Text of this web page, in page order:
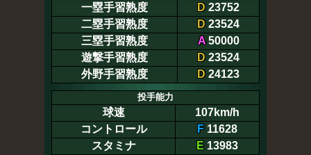
一塁手習熟度
D 23752
二塁手習熟度
D 23524
三塁手習熟度
A50000
遊撃手習熟度
D 23524
外野手習熟度
D 24123
投手能力
球速
107km/h
コントロール
F 11628
スタミナ
E 13983